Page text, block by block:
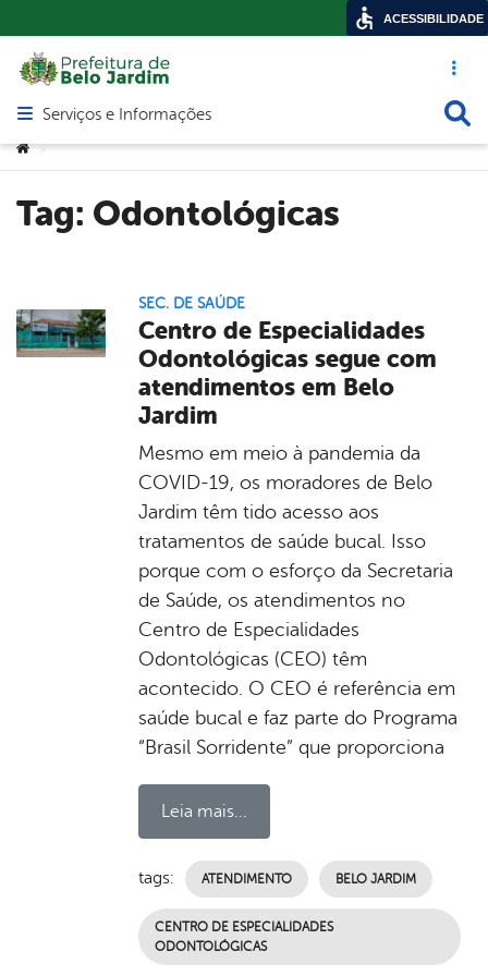
Acesso
Abrir menu principal de navegação
Serviços e Informações
Você está aqui:
>
Tag: Odontológicas
SEC. DE SAÚDE
Centro de Especialidades
Odontológicas segue com
atendimentos em Belo
Jardim
Mesmo em meio à pandemia da
COVID-19, os moradores de Belo
Jardim têm tido acesso aos
tratamentos de saúde bucal. Isso
porque com o esforço da Secretaria
de Saúde, os atendimentos no
Centro de Especialidades
Odontológicas (CEO) têm
acontecido. O CEO é referência em
saúde bucal e faz parte do Programa
“Brasil Sorridente” que proporciona
Leia mais...
tags: ATENDIMENTO BELO JARDIM
CENTRO DE ESPECIALIDADES
ODONTOLÓGICAS
ACESSIBILIDADE